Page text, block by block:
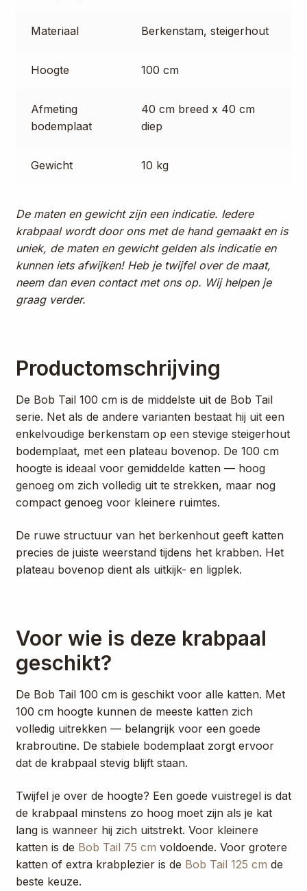
Materiaal Berkenstam, steigerhout
Hoogte 100 cm
Afmeting
bodemplaat
40 cm breed x 40 cm
diep
Gewicht 10 kg
De maten en gewicht zijn een indicatie. Iedere
krabpaal wordt door ons met de hand gemaakt en is
uniek, de maten en gewicht gelden als indicatie en
kunnen iets afwijken! Heb je twijfel over de maat,
neem dan even contact met ons op. Wij helpen je
graag verder.
Productomschrijving
De Bob Tail 100 cm is de middelste uit de Bob Tail
serie. Net als de andere varianten bestaat hij uit een
enkelvoudige berkenstam op een stevige steigerhout
bodemplaat, met een plateau bovenop. De 100 cm
hoogte is ideaal voor gemiddelde katten — hoog
genoeg om zich volledig uit te strekken, maar nog
compact genoeg voor kleinere ruimtes.
De ruwe structuur van het berkenhout geeft katten
precies de juiste weerstand tijdens het krabben. Het
plateau bovenop dient als uitkijk- en ligplek.
Voor wie is deze krabpaal
geschikt?
De Bob Tail 100 cm is geschikt voor alle katten. Met
100 cm hoogte kunnen de meeste katten zich
volledig uitrekken — belangrijk voor een goede
krabroutine. De stabiele bodemplaat zorgt ervoor
dat de krabpaal stevig blijft staan.
Twijfel je over de hoogte? Een goede vuistregel is dat
de krabpaal minstens zo hoog moet zijn als je kat
lang is wanneer hij zich uitstrekt. Voor kleinere
katten is de Bob Tail 75 cm voldoende. Voor grotere
katten of extra krabplezier is de Bob Tail 125 cm de
beste keuze.